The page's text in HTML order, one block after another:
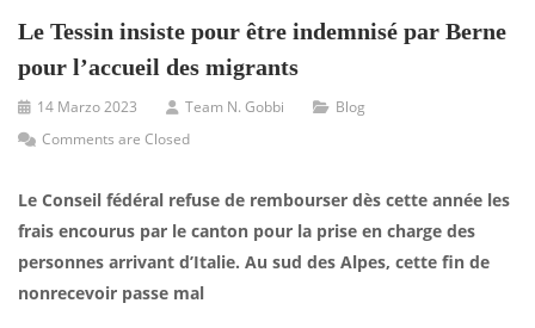
Le Tessin insiste pour être indemnisé par Berne
pour l’accueil des migrants
14 Marzo 2023 Team N. Gobbi
Blog
Comments are Closed
Le Conseil fédéral refuse de rembourser dès cette année les
frais encourus par le canton pour la prise en charge des
personnes arrivant d’Italie. Au sud des Alpes, cette fin de
nonrecevoir passe mal